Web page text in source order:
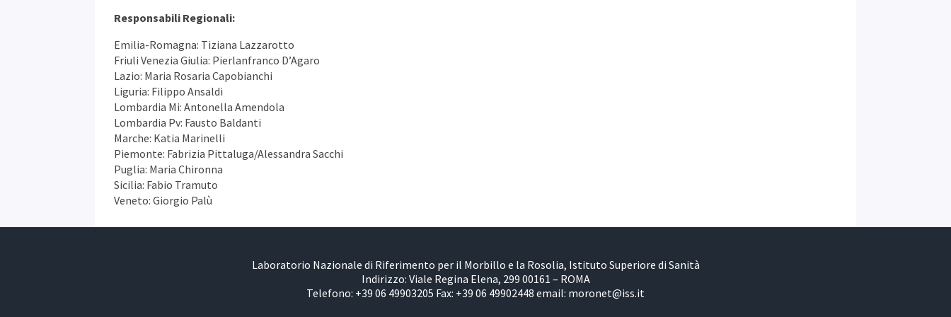
Responsabili Regionali:
Emilia-Romagna: Tiziana Lazzarotto
Friuli Venezia Giulia: Pierlanfranco D’Agaro
Lazio: Maria Rosaria Capobianchi
Liguria: Filippo Ansaldi
Lombardia Mi: Antonella Amendola
Lombardia Pv: Fausto Baldanti
Marche: Katia Marinelli
Piemonte: Fabrizia Pittaluga/Alessandra Sacchi
Puglia: Maria Chironna
Sicilia: Fabio Tramuto
Veneto: Giorgio Palù
Laboratorio Nazionale di Riferimento per il Morbillo e la Rosolia, Istituto Superiore di Sanità
Indirizzo: Viale Regina Elena, 299 00161 – ROMA
Telefono: +39 06 49903205 Fax: +39 06 49902448 email: moronet@iss.it